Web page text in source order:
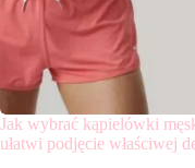
Jak wybrać kąpielówki
ułatwi podjęcie właściwej